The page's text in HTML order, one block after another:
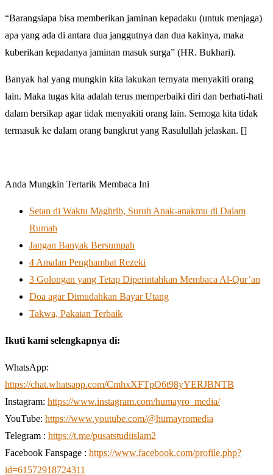
“Barangsiapa bisa memberikan jaminan kepadaku (untuk menjaga)
apa yang ada di antara dua janggutnya dan dua kakinya, maka
kuberikan kepadanya jaminan masuk surga” (HR. Bukhari).
Banyak hal yang mungkin kita lakukan ternyata menyakiti orang
lain. Maka tugas kita adalah terus memperbaiki diri dan berhati-hati
dalam bersikap agar tidak menyakiti orang lain. Semoga kita tidak
termasuk ke dalam orang bangkrut yang Rasulullah jelaskan. []
Anda Mungkin Tertarik Membaca Ini
Setan di Waktu Maghrib, Suruh Anak-anakmu di Dalam
Rumah
Jangan Banyak Bersumpah
4 Amalan Penghambat Rezeki
3 Golongan yang Tetap Diperintahkan Membaca Al-Qur’an
Doa agar Dimudahkan Bayar Utang
Takwa, Pakaian Terbaik
Ikuti kami selengkapnya di:
WhatsApp:
https://chat.whatsapp.com/CmhxXFTpO6t98yYERJBNTB
Instagram: https://www.instagram.com/humayro_media/
YouTube: https://www.youtube.com/@humayromedia
Telegram : https://t.me/pusatstudiislam2
Facebook Fanspage : https://www.facebook.com/profile.php?
id=61572918724311